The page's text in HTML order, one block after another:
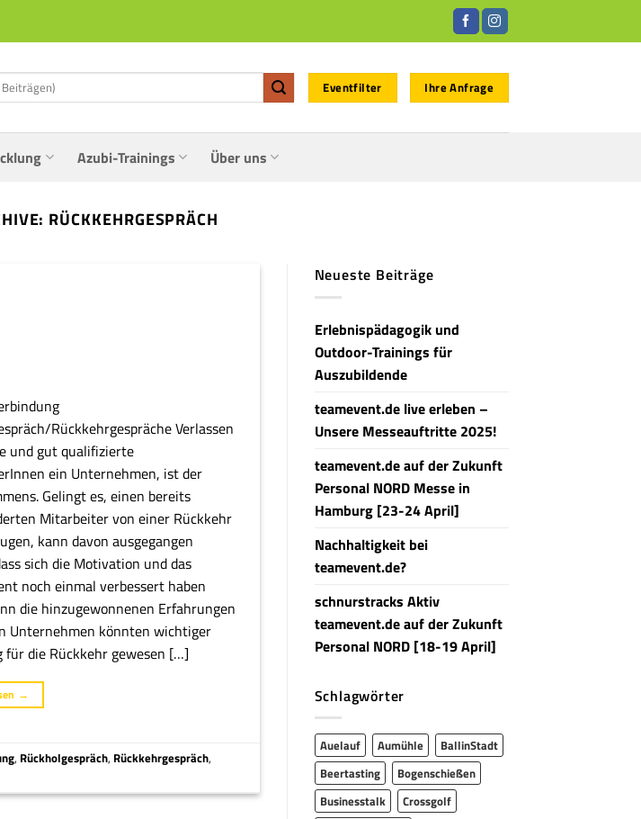
Eventfilter Ihre Anfrage
Azubi-Trainings Über uns
RÜCKKEHRGESPRÄCH
Rückkehrgespräche Verlassen
und gut qualifizierte
ein Unternehmen, ist der
Gelingt es, einen bereits
Mitarbeiter von einer Rückkehr
kann davon ausgegangen
sich die Motivation und das
noch einmal verbessert haben
die hinzugewonnenen Erfahrungen
Unternehmen könnten wichtiger
für die Rückkehr gewesen […]
→
, Rückholgespräch, Rückkehrgespräch,
Neueste Beiträge
Erlebnispädagogik und
Outdoor-Trainings für
Auszubildende
teamevent.de live erleben –
Unsere Messeauftritte 2025!
teamevent.de auf der Zukunft
Personal NORD Messe in
Hamburg [23-24 April]
Nachhaltigkeit bei
teamevent.de?
schnurstracks Aktiv
teamevent.de auf der Zukunft
Personal NORD [18-19 April]
Schlagwörter
Auelauf Aumühle
BallinStadt
Beertasting
Bogenschießen
Businesstalk
Crossgolf